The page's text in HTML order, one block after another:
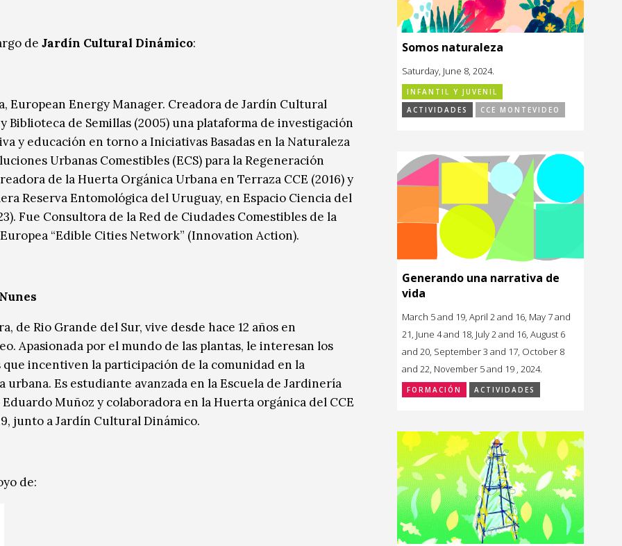
de Jardín Cultural Dinámico:
European Energy Manager. Creadora de Jardín Cultural
Biblioteca de Semillas (2005) una plataforma de investigación
y educación en torno a Iniciativas Basadas en la Naturaleza
Urbanas Comestibles (ECS) para la Regeneración
de la Huerta Orgánica Urbana en Terraza CCE (2016) y
Reserva Entomológica del Uruguay, en Espacio Ciencia del
Fue Consultora de la Red de Ciudades Comestibles de la
“Edible Cities Network” (Innovation Action).
de Rio Grande del Sur, vive desde hace 12 años en
Apasionada por el mundo de las plantas, le interesan los
que incentiven la participación de la comunidad en la
urbana. Es estudiante avanzada en la Escuela de Jardinería
Eduardo Muñoz y colaboradora en la Huerta orgánica del CCE
junto a Jardín Cultural Dinámico.
de:
Somos naturaleza
Saturday, June 8, 2024.
INFANTIL Y JUVENIL
ACTIVIDADES
CCE MONTEVIDEO
Generando una narrativa de
vida
March 5 and 19, April 2 and 16, May 7 and
21, June 4 and 18, July 2 and 16, August 6
and 20, September 3 and 17, October 8
and 22, November 5 and 19 , 2024.
FORMACIÓN ACTIVIDADES